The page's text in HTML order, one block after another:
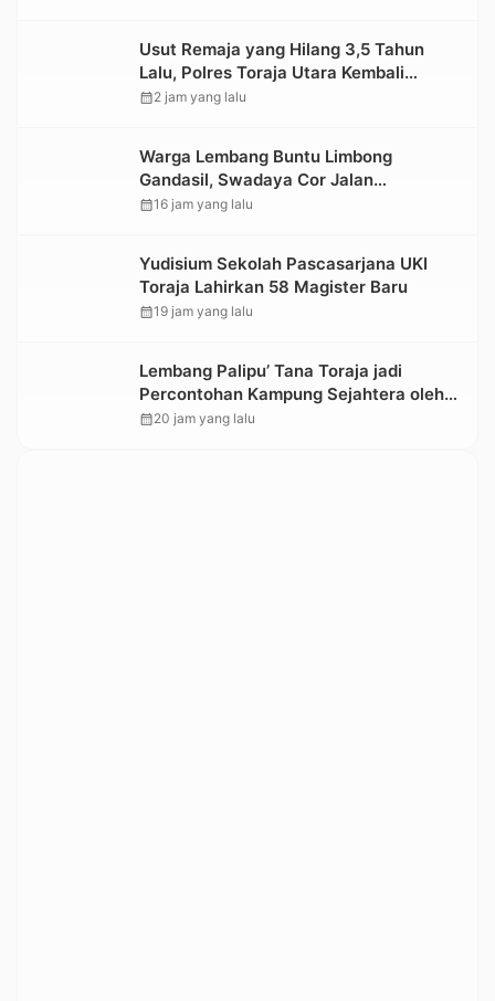
Usut Remaja yang Hilang 3,5 Tahun
Lalu, Polres Toraja Utara Kembali
Datangi TKP
calendar_month2 jam yang lalu
Warga Lembang Buntu Limbong
Gandasil, Swadaya Cor Jalan
Sepanjang 500 Meter
calendar_month16 jam yang lalu
Yudisium Sekolah Pascasarjana UKI
Toraja Lahirkan 58 Magister Baru
calendar_month19 jam yang lalu
Lembang Palipu’ Tana Toraja jadi
Percontohan Kampung Sejahtera oleh
Kemensos
calendar_month20 jam yang lalu